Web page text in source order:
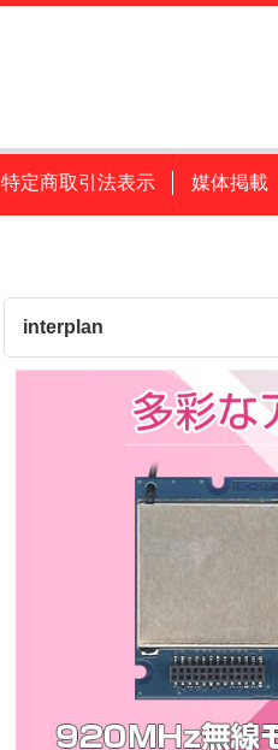
特定商取引法表示 媒体掲載
interplan